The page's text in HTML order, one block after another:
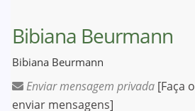
Bibiana Beurmann
Bibiana Beurmann
Enviar mensagem privada [Faça o
enviar mensagens]